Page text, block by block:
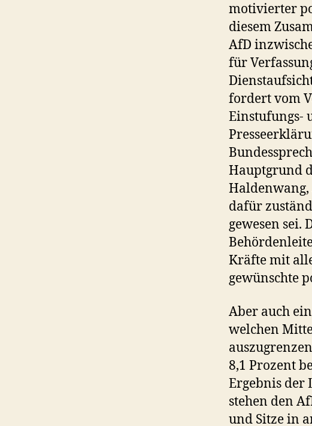
motivierter
diesem
AfD
für
fordert vom
Einstufungs-
Hauptgrund
Haldenwang,
dafür
gewesen sei.
Kräfte mit
gewünschte
Aber auch
welchen
8,1 Prozent
Ergebnis der
stehen den
und Sitze in